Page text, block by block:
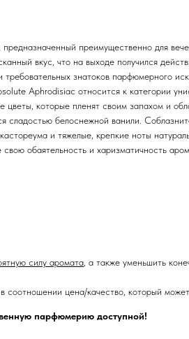
преимущественно для
вкус, что на выходе получился
знатоков парфюмерного
Aphrodisiac относится к категории
которые пленят своим запахом и
сладостью белоснежной ванили.
и тяжелые, крепкие ноты
обаятельность и харизматичность
силу аромата , а также уменьшить
цена/качество, который
парфюмерию доступной!